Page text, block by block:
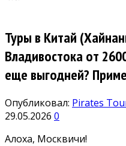
Туры в Китай
Владивостока от
еще выгодней?
Опубликовал: Pirates
29.05.2026 0
Алоха, Москвичи!